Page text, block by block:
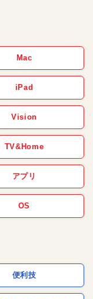
Mac
iPad
Vision
TV&Home
アプリ
OS
便利技